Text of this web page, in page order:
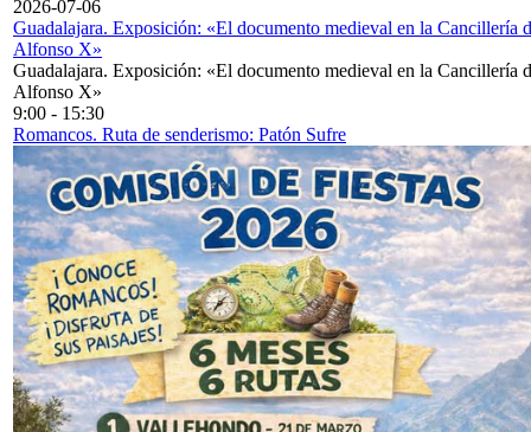
2026-07-06
Guadalajara. Exposición: «El documento medieval en la Cancillería
Alfonso X»
Guadalajara. Exposición: «El documento medieval en la Cancillería
Alfonso X»
9:00 - 15:30
Romancos. Ruta de senderismo: Patón Sufre